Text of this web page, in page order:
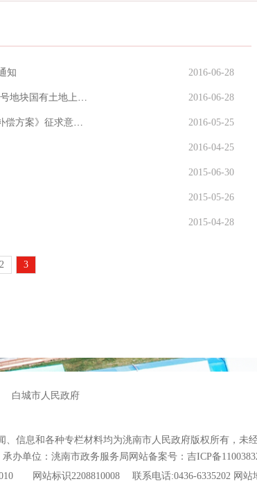
知 2016-06-28
洮南市关于《TN-N-03-03、TN-N-03-05、TN-N-04-02、TN-N-05-06号地块国有土地上房屋征 2016-06-28
洮南市关于《TN-L-03-05、TN-L-04-02号地块国有土地上房屋征收补偿方案》征求意见的通知 2016-05-25
2016-04-25
2015-06-30
2015-05-26
2015-04-28
2 3
白城市人民政府
信息和各种专栏材料均为洮南市人民政府版权所有，未
办单位：洮南市政务服务局网站备案号：吉ICP备
网站标识2208810008 联系电话:0436-6335202 网站